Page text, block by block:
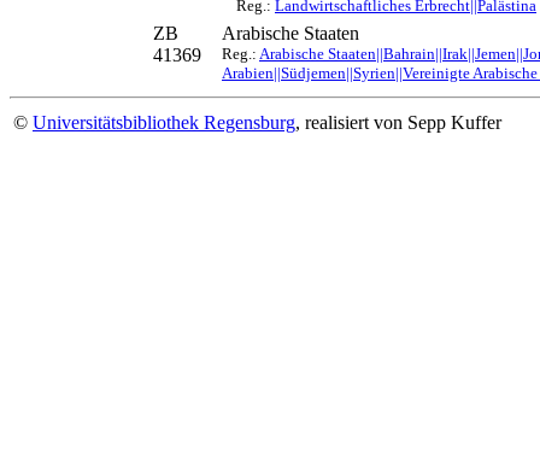
Reg.: Landwirtschaftliches Erbrecht||Palästina
ZB
41369
Arabische Staaten
Reg.: Arabische
Arabien||Südjemen||Syrien||Vereinigte
© Universitätsbibliothek Regensburg, realisiert von Sepp Kuffer